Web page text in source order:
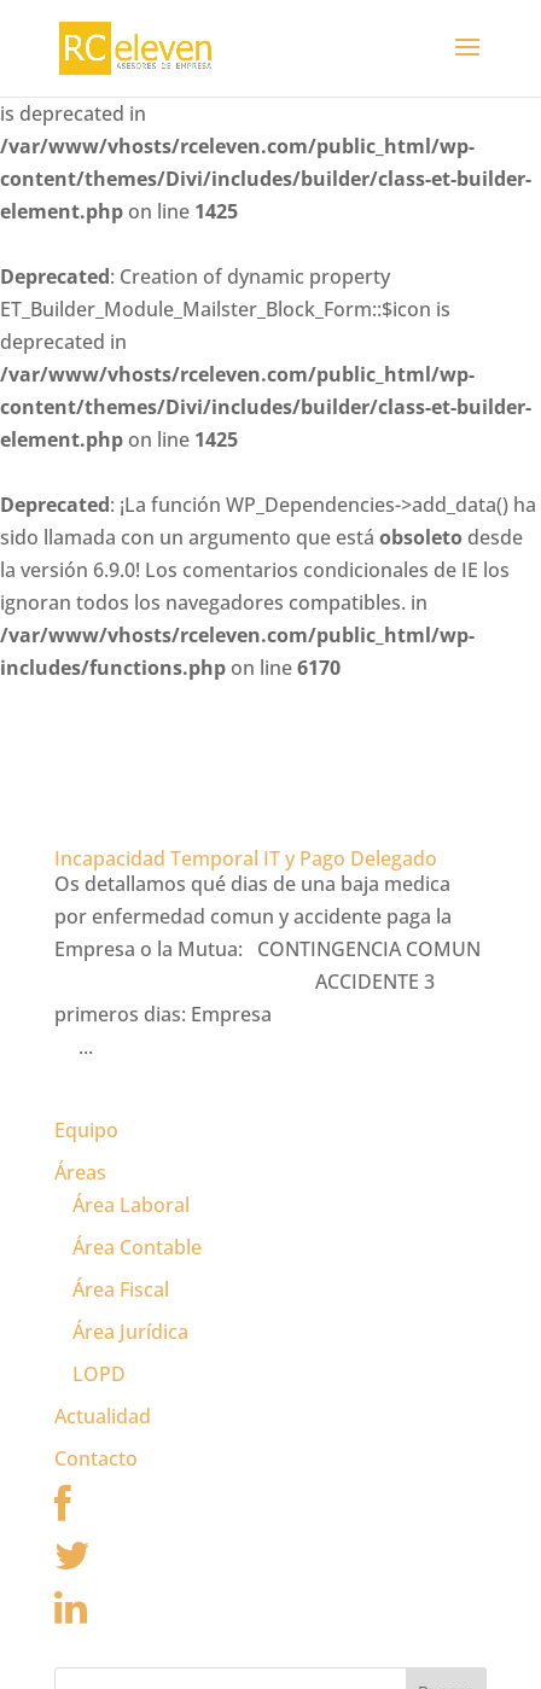
Deprecated : Creation of dynamic property
is deprecated in
/var/www/vhosts/rceleven.com/public_html/wp-
content/themes/Divi/includes/builder/class-et-builder-
element.php on line 1425
Deprecated: Creation of dynamic property
ET_Builder_Module_Mailster_Block_Form::$icon is
deprecated in
/var/www/vhosts/rceleven.com/public_html/wp-
content/themes/Divi/includes/builder/class-et-builder-
element.php on line 1425
Deprecated: ¡La función WP_Dependencies->add_data() ha
sido llamada con un argumento que está obsoleto desde
la versión 6.9.0! Los comentarios condicionales de IE los
ignoran todos los navegadores compatibles. in
/var/www/vhosts/rceleven.com/public_html/wp-
includes/functions.php on line6170
Incapacidad Temporal IT y Pago Delegado
Os detallamos qué dias de una baja medica
por enfermedad comun y accidente paga la
Empresa o la Mutua: CONTINGENCIA COMUN
ACCIDENTE 3
primeros dias: Empresa
...
Equipo
Áreas
Área Laboral
Área Contable
Área Fiscal
Área Jurídica
LOPD
Actualidad
Contacto